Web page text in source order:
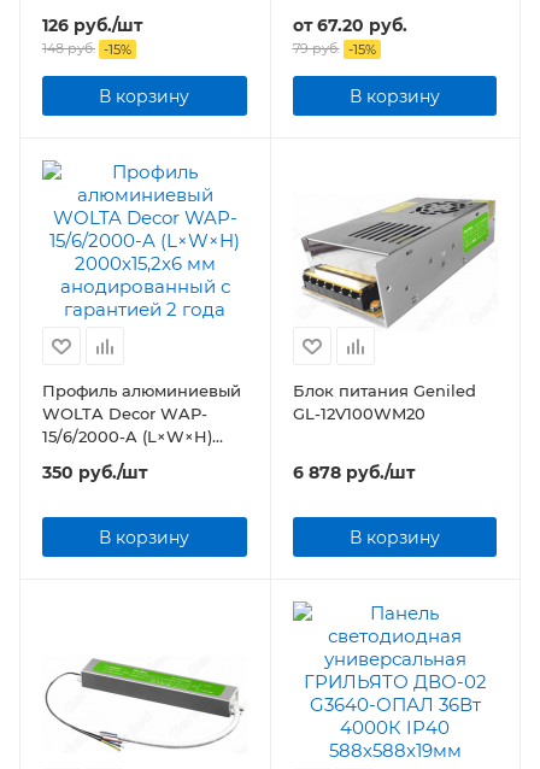
4000К 600Лм
126 руб./шт
148руб. -15%
В корзину
от67.20 руб.
79 руб. -15%
В корзину
Профиль алюминиевый
WOLTA Decor WAP-
15/6/2000-A (L×W×H)
2000x15,2x6 мм
анодированный
350 руб./шт
В корзину
Блок питания Geniled
GL-12V100WM20
6 878руб./шт
В корзину